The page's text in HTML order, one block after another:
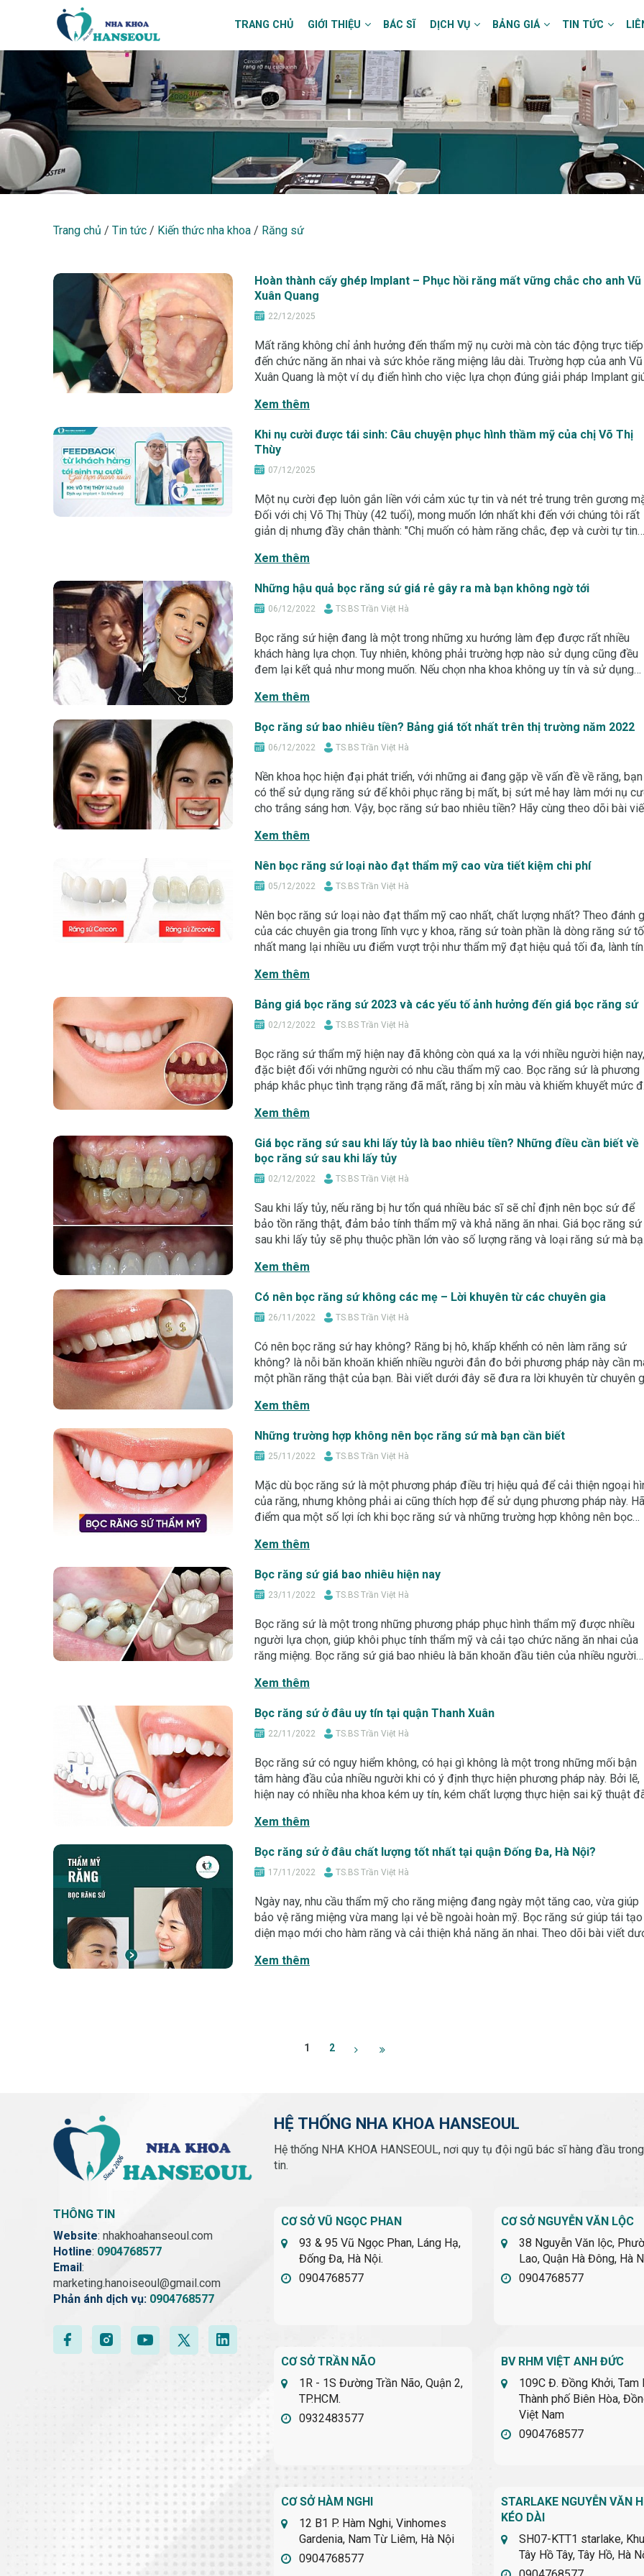
TRANG CHỦ GIỚI THIỆU BÁC SĨ DỊCH VỤ BẢNG GIÁ TIN TỨC
RĂNG SỨ
Trang chủ / Tin tức / Kiến thức nha khoa / Răng sứ
Hoàn thành cấy ghép Implant – Phục hồi răng mất vững chắc cho anh Vũ
Xuân Quang
22/12/2025
Mất răng không chỉ ảnh hưởng đến thẩm mỹ nụ cười mà còn tác động trực tiếp
đến chức năng ăn nhai và sức khỏe răng miệng lâu dài. Trường hợp của anh Vũ
Xuân Quang là một ví dụ điển hình cho việc lựa chọn đúng giải pháp Implant
Xem thêm
Khi nụ cười được tái sinh: Câu chuyện phục hình thầm mỹ của chị Võ Thị
Thùy
07/12/2025
Một nụ cười đẹp luôn gắn liền với cảm xúc tự tin và nét trẻ trung trên gương
Đối với chị Võ Thị Thùy (42 tuổi), mong muốn lớn nhất khi đến với chúng tôi rất
giản dị nhưng đầy chân thành: "Chị muốn có hàm răng chắc, đẹp và cười tự tin
Xem thêm
Những hậu quả bọc răng sứ giá rẻ gây ra mà bạn không ngờ tới
06/12/2022 TS.BS Trần Việt Hà
Bọc răng sứ hiện đang là một trong những xu hướng làm đẹp được rất nhiều
khách hàng lựa chọn. Tuy nhiên, không phải trường hợp nào sử dụng cũng đều
đem lại kết quả như mong muốn. Nếu chọn nha khoa không uy tín và sử dụng
Xem thêm
Bọc răng sứ bao nhiêu tiền? Bảng giá tốt nhất trên thị trường năm 2022
06/12/2022 TS.BS Trần Việt Hà
Nền khoa học hiện đại phát triển, với những ai đang gặp về vấn đề về răng, bạn
có thể sử dụng răng sứ để khôi phục răng bị mất, bị sứt mẻ hay làm mới nụ
cho trắng sáng hơn. Vậy, bọc răng sứ bao nhiêu tiền? Hãy cùng theo dõi bài
Xem thêm
Nên bọc răng sứ loại nào đạt thẩm mỹ cao vừa tiết kiệm chi phí
05/12/2022 TS.BS Trần Việt Hà
Nên bọc răng sứ loại nào đạt thẩm mỹ cao nhất, chất lượng nhất? Theo đánh
của các chuyên gia trong lĩnh vực y khoa, răng sứ toàn phần là dòng răng sứ
nhất mang lại nhiều ưu điểm vượt trội như thẩm mỹ đạt hiệu quả tối đa, lành
Xem thêm
Bảng giá bọc răng sứ 2023 và các yếu tố ảnh hưởng đến giá bọc răng sứ
02/12/2022 TS.BS Trần Việt Hà
Bọc răng sứ thẩm mỹ hiện nay đã không còn quá xa lạ với nhiều người hiện nay,
đặc biệt đối với những người có nhu cầu thẩm mỹ cao. Bọc răng sứ là phương
pháp khắc phục tình trạng răng đã mất, răng bị xỉn màu và khiếm khuyết mức
Xem thêm
Giá bọc răng sứ sau khi lấy tủy là bao nhiêu tiền? Những điều cần biết về
bọc răng sứ sau khi lấy tủy
02/12/2022 TS.BS Trần Việt Hà
Sau khi lấy tủy, nếu răng bị hư tổn quá nhiều bác sĩ sẽ chỉ định nên bọc sứ để
bảo tồn răng thật, đảm bảo tính thẩm mỹ và khả năng ăn nhai. Giá bọc răng sứ
sau khi lấy tủy sẽ phụ thuộc phần lớn vào số lượng răng và loại răng sứ mà
Xem thêm
Có nên bọc răng sứ không các mẹ – Lời khuyên từ các chuyên gia
26/11/2022 TS.BS Trần Việt Hà
Có nên bọc răng sứ hay không? Răng bị hô, khấp khểnh có nên làm răng sứ
không? là nỗi băn khoăn khiến nhiều người đắn đo bởi phương pháp này cần
một phần răng thật của bạn. Bài viết dưới đây sẽ đưa ra lời khuyên từ chuyên
Xem thêm
Những trường hợp không nên bọc răng sứ mà bạn cần biết
25/11/2022 TS.BS Trần Việt Hà
Mặc dù bọc răng sứ là một phương pháp điều trị hiệu quả để cải thiện ngoại
của răng, nhưng không phải ai cũng thích hợp để sử dụng phương pháp này.
điểm qua một số lợi ích khi bọc răng sứ và những trường hợp không nên bọc
Xem thêm
Bọc răng sứ giá bao nhiêu hiện nay
23/11/2022 TS.BS Trần Việt Hà
Bọc răng sứ là một trong những phương pháp phục hình thẩm mỹ được nhiều
người lựa chọn, giúp khôi phục tính thẩm mỹ và cải tạo chức năng ăn nhai của
răng miệng. Bọc răng sứ giá bao nhiêu là băn khoăn đầu tiên của nhiều người
Xem thêm
Bọc răng sứ ở đâu uy tín tại quận Thanh Xuân
22/11/2022 TS.BS Trần Việt Hà
Bọc răng sứ có nguy hiểm không, có hại gì không là một trong những mối bận
tâm hàng đầu của nhiều người khi có ý định thực hiện phương pháp này. Bởi lẽ,
hiện nay có nhiều nha khoa kém uy tín, kém chất lượng thực hiện sai kỹ thuật
Xem thêm
Bọc răng sứ ở đâu chất lượng tốt nhất tại quận Đống Đa, Hà Nội?
17/11/2022 TS.BS Trần Việt Hà
Ngày nay, nhu cầu thẩm mỹ cho răng miệng đang ngày một tăng cao, vừa giúp
bảo vệ răng miệng vừa mang lại vẻ bề ngoài hoàn mỹ. Bọc răng sứ giúp tái tạo
diện mạo mới cho hàm răng và cải thiện khả năng ăn nhai. Theo dõi bài viết
Xem thêm
1 2
HỆ THỐNG NHA KHOA HANSEOUL
Hệ thống NHA KHOA HANSEOUL, nơi quy tụ đội ngũ bác sĩ hàng đầu
tin.
THÔNG TIN
Website: nhakhoahanseoul.com
Hotline: 0904768577
Email:
marketing.hanoiseoul@gmail.com
Phản ánh dịch vụ: 0904768577
CƠ SỞ VŨ NGỌC PHAN
93 & 95 Vũ Ngọc Phan, Láng Hạ,
Đống Đa, Hà Nội.
0904768577
CƠ SỞ NGUYỄN VĂN LỘC
38 Nguyễn Văn lộc,
Lao, Quận Hà Đông, Hà
0904768577
CƠ SỞ TRẦN NÃO
1R - 1S Đường Trần Não, Quận 2,
TP.HCM.
0932483577
BV RHM VIỆT ANH ĐỨC
109C Đ. Đồng Khởi, Tam
Thành phố Biên Hòa,
Việt Nam
0904768577
CƠ SỞ HÀM NGHI
12 B1 P. Hàm Nghi, Vinhomes
Gardenia, Nam Từ Liêm, Hà Nội
0904768577
STARLAKE NGUYỄN VĂN
KÉO DÀI
SH07-KTT1 starlake,
Tây Hồ Tây, Tây Hồ, Hà